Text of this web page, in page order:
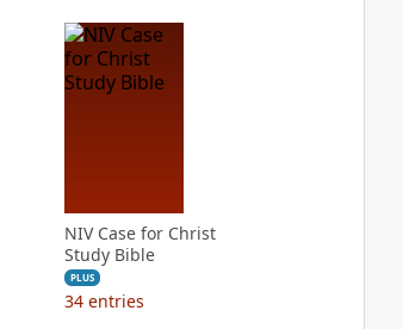
NIV Case for Christ
Study Bible
PLUS
34 entries